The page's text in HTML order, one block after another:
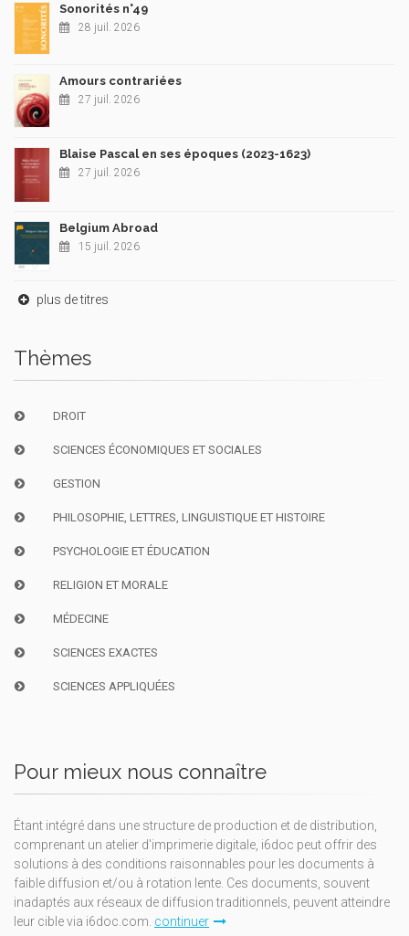
Sonorités n°49
28 juil. 2026
Amours contrariées
27 juil. 2026
Blaise Pascal en ses époques (2023-1623)
27 juil. 2026
Belgium Abroad
15 juil. 2026
plus de titres
Thèmes
DROIT
SCIENCES ÉCONOMIQUES ET SOCIALES
GESTION
PHILOSOPHIE, LETTRES, LINGUISTIQUE ET HISTOIRE
PSYCHOLOGIE ET ÉDUCATION
RELIGION ET MORALE
MÉDECINE
SCIENCES EXACTES
SCIENCES APPLIQUÉES
Pour mieux nous connaître
Étant intégré dans une structure de production et de distribution,
comprenant un atelier d'imprimerie digitale, i6doc peut offrir des
solutions à des conditions raisonnables pour les documents à
faible diffusion et/ou à rotation lente. Ces documents, souvent
inadaptés aux réseaux de diffusion traditionnels, peuvent atteindre
leur cible via i6doc.com. continuer